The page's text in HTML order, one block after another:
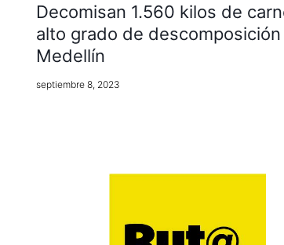
Decomisan 1.560 kilos de
alto grado de descomposición
Medellín
septiembre 8, 2023